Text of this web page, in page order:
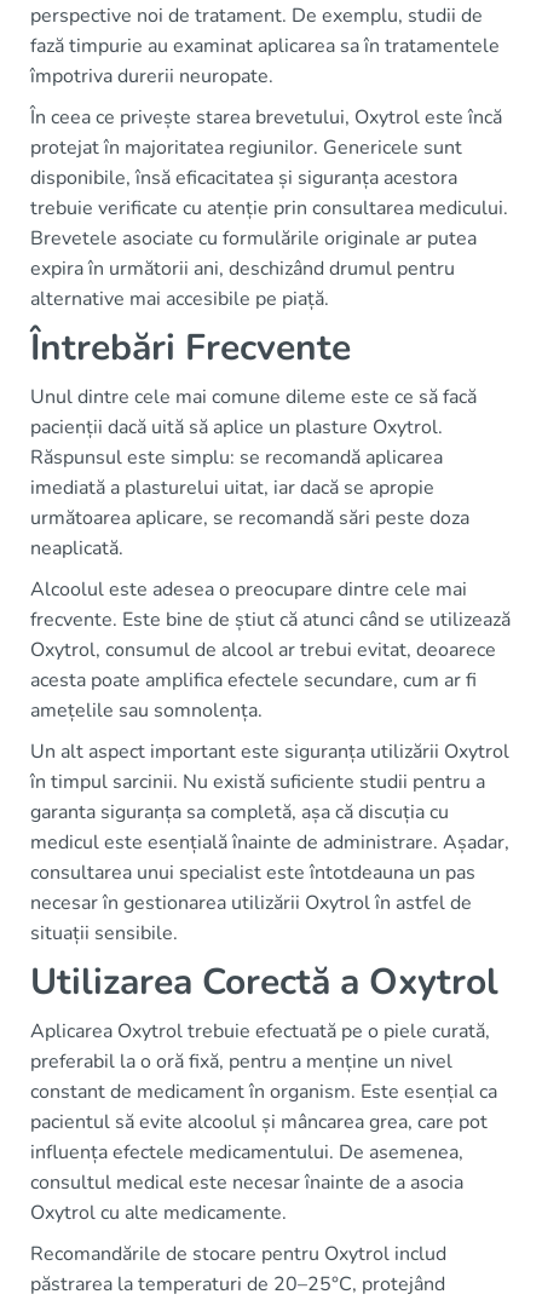
perspective noi de tratament. De exemplu, studii de
fază timpurie au examinat aplicarea sa în tratamentele
împotriva durerii neuropate.
În ceea ce privește starea brevetului, Oxytrol este încă
protejat în majoritatea regiunilor. Genericele sunt
disponibile, însă eficacitatea și siguranța acestora
trebuie verificate cu atenție prin consultarea medicului.
Brevetele asociate cu formulările originale ar putea
expira în următorii ani, deschizând drumul pentru
alternative mai accesibile pe piață.
Întrebări Frecvente
Unul dintre cele mai comune dileme este ce să facă
pacienții dacă uită să aplice un plasture Oxytrol.
Răspunsul este simplu: se recomandă aplicarea
imediată a plasturelui uitat, iar dacă se apropie
următoarea aplicare, se recomandă sări peste doza
neaplicată.
Alcoolul este adesea o preocupare dintre cele mai
frecvente. Este bine de știut că atunci când se utilizează
Oxytrol, consumul de alcool ar trebui evitat, deoarece
acesta poate amplifica efectele secundare, cum ar fi
amețelile sau somnolența.
Un alt aspect important este siguranța utilizării Oxytrol
în timpul sarcinii. Nu există suficiente studii pentru a
garanta siguranța sa completă, așa că discuția cu
medicul este esențială înainte de administrare. Așadar,
consultarea unui specialist este întotdeauna un pas
necesar în gestionarea utilizării Oxytrol în astfel de
situații sensibile.
Utilizarea Corectă a Oxytrol
Aplicarea Oxytrol trebuie efectuată pe o piele curată,
preferabil la o oră fixă, pentru a menține un nivel
constant de medicament în organism. Este esențial ca
pacientul să evite alcoolul și mâncarea grea, care pot
influența efectele medicamentului. De asemenea,
consultul medical este necesar înainte de a asocia
Oxytrol cu alte medicamente.
Recomandările de stocare pentru Oxytrol includ
păstrarea la temperaturi de 20–25°C, protejând